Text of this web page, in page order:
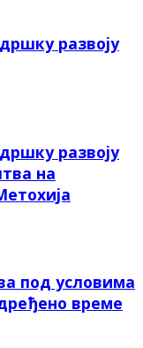
развоју
развоју
на
под условима
време